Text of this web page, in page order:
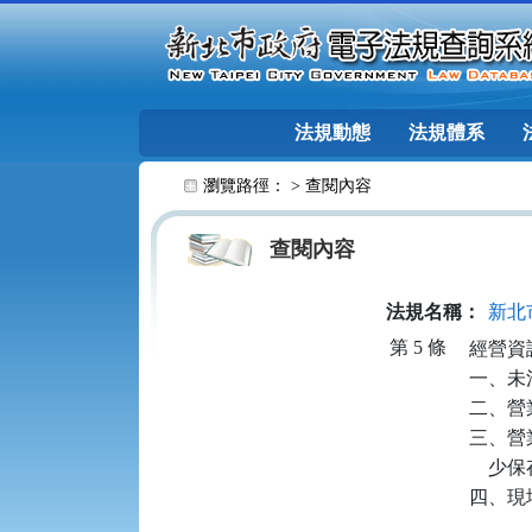
法規動態 法規體系
瀏覽路徑： > 查閱內容
查閱內容
法規名稱： 新北
第 5 條
經營資
一、未
二、營
三、營
少
四、